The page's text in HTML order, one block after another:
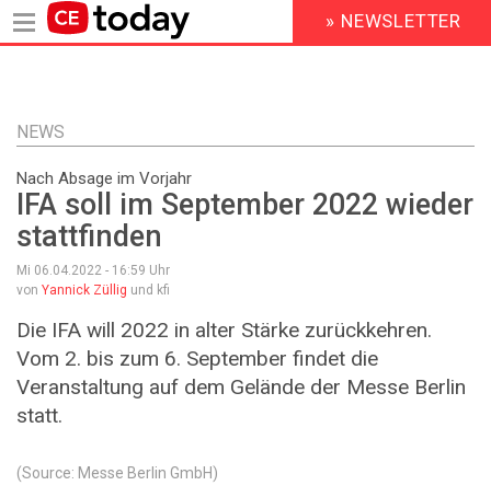
Inhalt
HEADER
MENU
» NEWSLETTER
NEWS
Nach Absage im Vorjahr
IFA soll im September 2022 wieder
stattfinden
Mi 06.04.2022 - 16:59 Uhr
von Yannick Züllig und kfi
Die IFA will 2022 in alter Stärke zurückkehren.
Vom 2. bis zum 6. September findet die
Veranstaltung auf dem Gelände der Messe Berlin
statt.
(Source: Messe Berlin GmbH)